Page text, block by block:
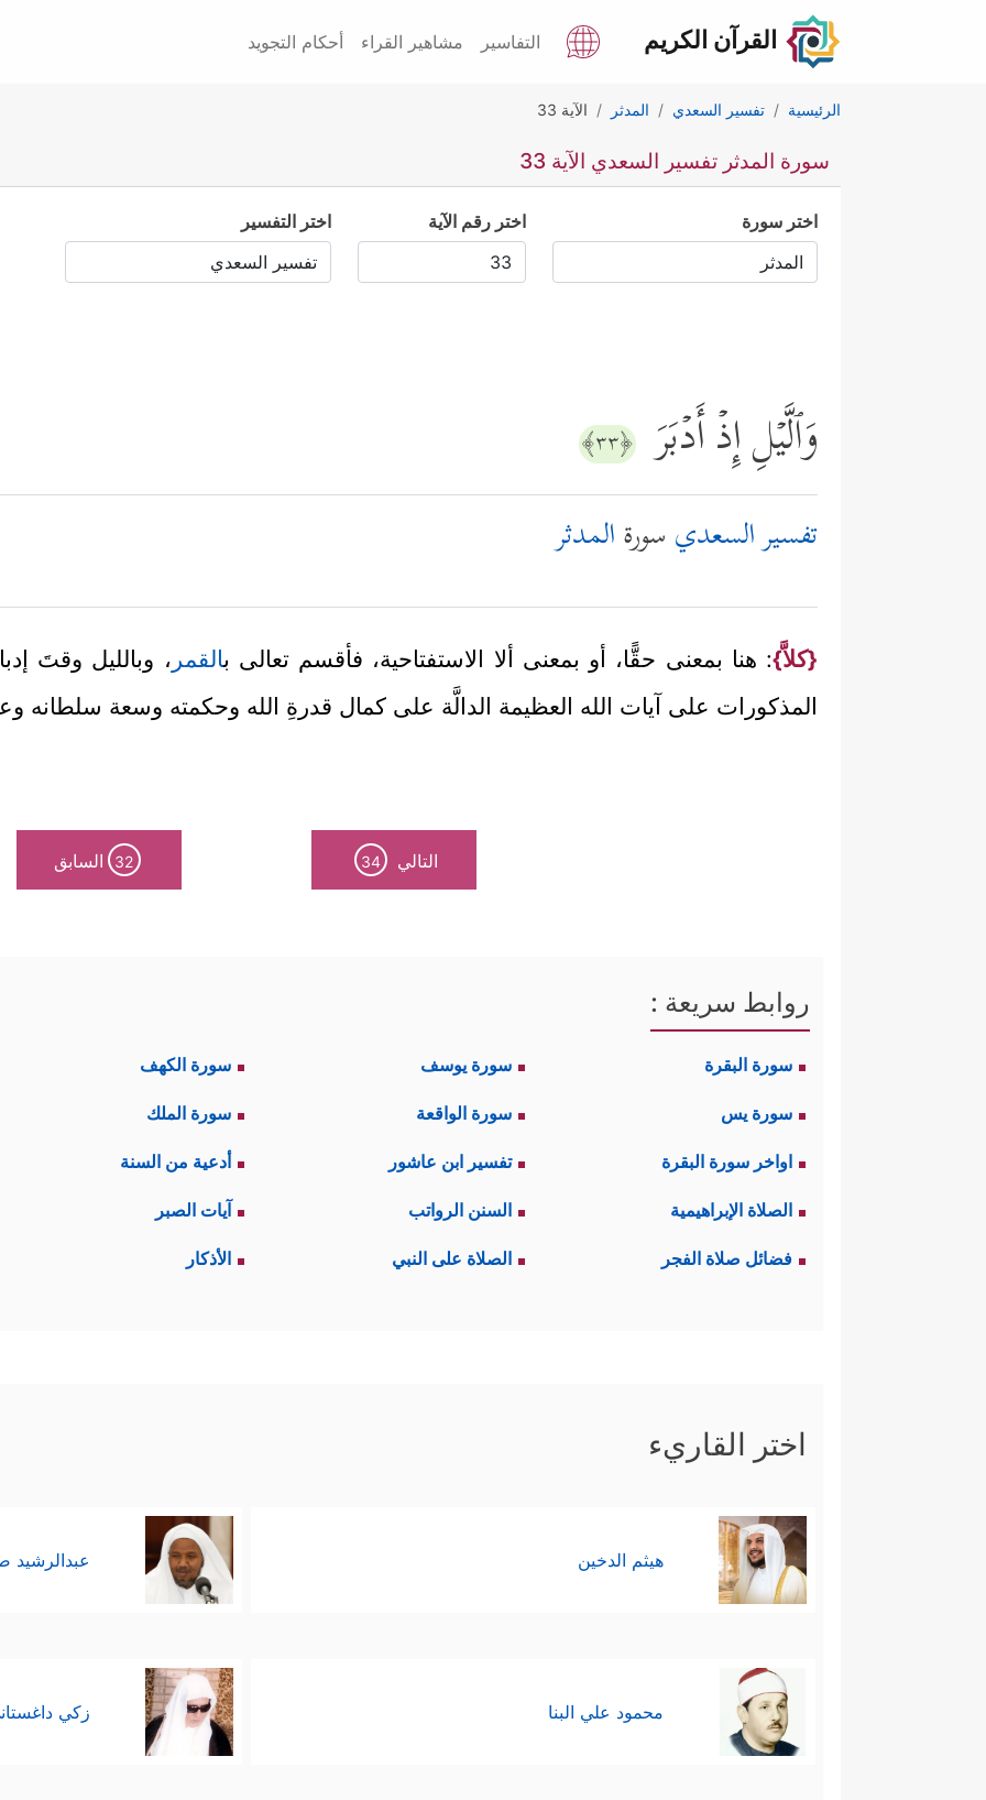
القرآن الكريم التفاسير مشاهير القراء أحكام التجويد
الرئيسية تفسير السعدي المدثر الآية 33
سورة المدثر تفسير السعدي الآية 33
اختر سورة اختر رقم الآية اختر التفسير
وَٱلَّیۡلِ إِذۡ أَدۡبَرَ ﴿٣٣﴾
تفسير السعدي سورةالمدثر
{كلاَّ}: هنا بمعنى حقًّا، أو بمعنى ألا الاستفتاحية، فأقسم تعالى بالقمر ، وبالليل وقتَ
المذكورات على آيات الله العظيمة الدالَّة على كمال قدرةِ الله وحكمته وسعة سلطانه
التالي 34
32 السابق
روابط سريعة :
سورة البقرة سورة يوسف سورة الكهف
سورة يس سورة الواقعة سورة الملك
اواخر سورة البقرة تفسير ابن عاشور أدعية من السنة
الصلاة الإبراهيمية السنن الرواتب آيات الصبر
فضائل صلاة الفجر الصلاة على النبي الأذكار
اختر القاريء
هيثم الدخين عبدالرشيد
محمود علي البنا زكي